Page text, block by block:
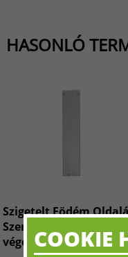
HASONLÓ
Szigetelt Födém
Szerelhető korlát profil
végelem AR (bal)
COOKIE